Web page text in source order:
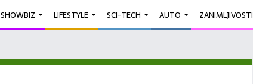
SHOWBIZ LIFESTYLE SCI-TECH AUTO ZANIMLJIVOSTI